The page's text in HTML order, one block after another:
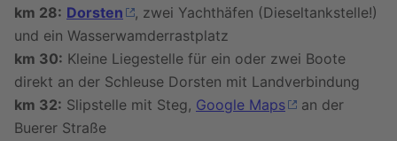
km 28: Dorsten
, zwei Yachthäfen (Dieseltankstelle!)
und ein Wasserwamderrastplatz
km 30: Kleine Liegestelle für ein oder zwei Boote
direkt an der Schleuse Dorsten mit Landverbindung
km 32: Slipstelle mit Steg, Google Maps
an der
Buerer Straße